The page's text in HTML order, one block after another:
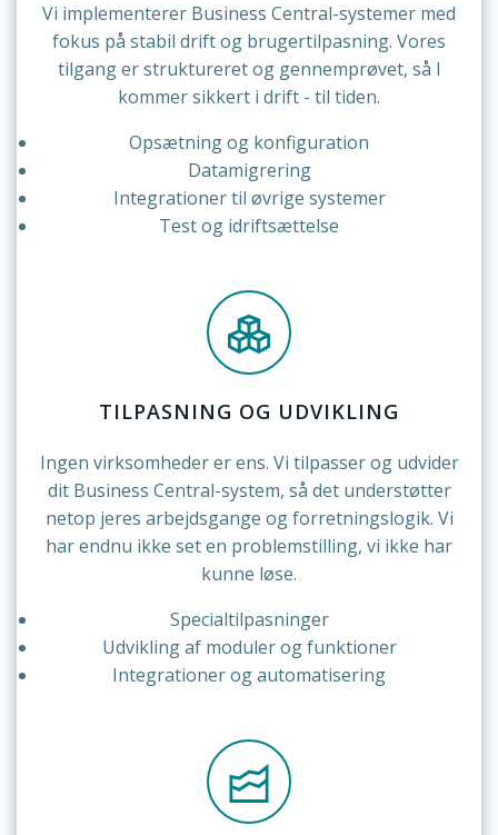
Vi implementerer Business Central-systemer med
fokus på stabil drift og brugertilpasning. Vores
tilgang er struktureret og gennemprøvet, så I
kommer sikkert i drift - til tiden.
Opsætning og konfiguration
Datamigrering
Integrationer til øvrige systemer
Test og idriftsættelse
TILPASNING OG UDVIKLING
Ingen virksomheder er ens. Vi tilpasser og udvider
dit Business Central-system, så det understøtter
netop jeres arbejdsgange og forretningslogik. Vi
har endnu ikke set en problemstilling, vi ikke har
kunne løse.
Specialtilpasninger
Udvikling af moduler og funktioner
Integrationer og automatisering